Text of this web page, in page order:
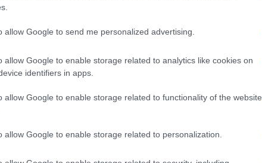
allow Google to send me personalized advertising.
allow Google to enable storage related to analytics like cookies on
identifiers in apps.
allow Google to enable storage related to functionality of the website
allow Google to enable storage related to personalization.
για
παράνομη οπλοφορία, οπλοκατοχή και
το έγκλημα φέρεται να
για το τροχαίο δυστύχημα
είχε χάσει τη ζωή του ο 17χρονος